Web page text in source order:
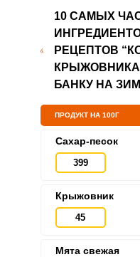
10 САМЫХ
РЕЦЕПТОВ
БАНКУ НА
ПРОДУКТ НА 100Г
Сахар-песок
399
Крыжовник
45
Мята свежая